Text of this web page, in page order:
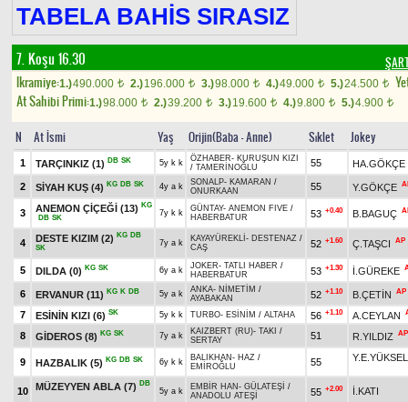
TABELA BAHİS SIRASIZ
7. Koşu 16.30
Ikramiye:1.)490.000 t 2.)196.000 t 3.)98.000 t 4.)49.000 t 5.)24.500 t
At Sahibi Primi:1.)98.000 t 2.)39.200 t 3.)19.600 t 4.)9.800 t 5.)4.900 t
N At İsmi Yaş Orijin(Baba - Anne) Sıklet Jokey
1 TARÇINKIZ (1) DB SK 5y k k ÖZHABER- KURUŞUN KIZI
/ TAMERİNOĞLU 55 HA.GÖKÇE
2 SİYAH KUŞ (4) KG DB SK 4y a k SONALP- KAMARAN /
ONURKAAN
55 Y.GÖKÇE
3 ANEMON ÇİÇEĞİ (13) KG
DB SK
7y k k GÜNTAY- ANEMON FIVE /
HABERBATUR
53 +0.40 B.BAGUÇ
4 DESTE KIZIM (2) KG DB
SK
7y a k KAYAYÜREKLİ - DESTENAZ /
CAŞ
52 +1.60 Ç.TAŞCI AP
5 DILDA (0) KG SK 6y a k JOKER- TATLI HABER /
HABERBATUR
53 +1.30 İ.GÜREKE
6 ERVANUR (11) KG K DB 5y a k ANKA- NİMETİM /
AYABAKAN
52 +1.10 B.ÇETİN AP
7 ESİNİN KIZI (6) SK 5y k k TURBO- ESİNİM / ALTAHA 56 +1.10 A.CEYLAN
8 GİDEROS (8) KG SK 7y a k KAIZBERT (RU)- TAKI /
SERTAY
51 R.YILDIZ AP
9 HAZBALIK (5) KG DB SK 6y k k BALIKHAN - HAZ /
EMİROĞLU
55 Y.E.YÜKSEL
10 MÜZEYYEN ABLA (7) DB
5y a k EMBİR HAN - GÜLATEŞİ /
ANADOLU ATEŞİ
55 +2.00 İ.KATI